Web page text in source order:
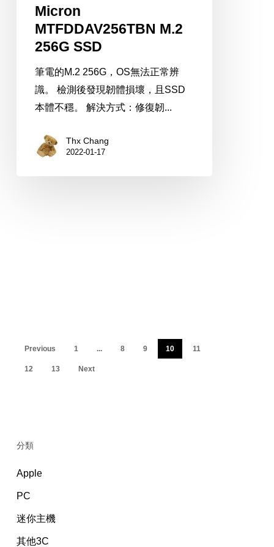
Micron
MTFDDAV256TBN M.2
256G SSD
筆電的M.2 256G，OS無法正常辨
識。 檢測後發現韌體損壞，且SSD
本體不穩。 解決方式：修復韌...
Thx Chang
2022-01-17
Previous 1 ... 8 9 10 11
12 13 Next
分類
Apple
PC
迷你主機
其他3C